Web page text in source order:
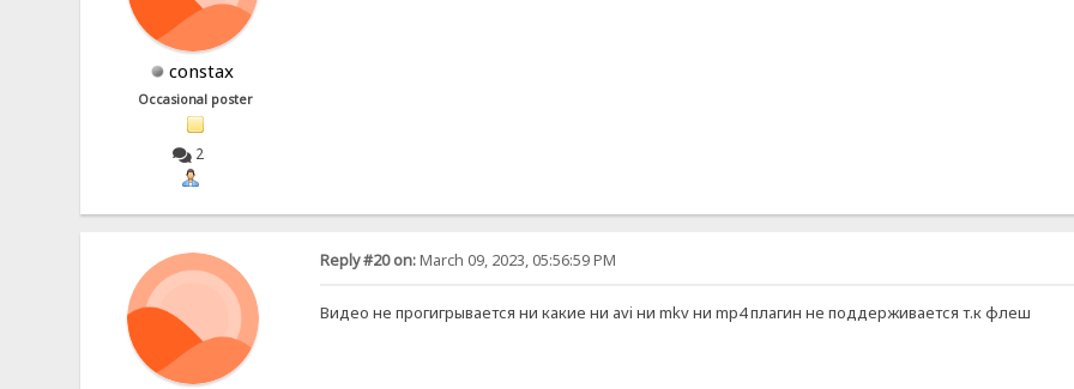
constax
Occasional poster
2
Reply #20 on:March 09, 2023, 05:56:59 PM
Видео не прогигрывается ни какие ни avi ни mkv ни mp4 плагин не поддерживается т.к флеш